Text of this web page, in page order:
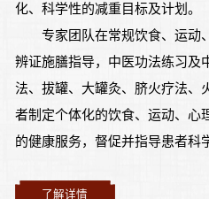
化、科学性的减重目标及计划。
专家团队在常规饮食、运动
辨证施膳指导，中医功法练习及
法、拔罐、大罐灸、脐火疗法、
者制定个体化的饮食、运动、心
的健康服务，督促并指导患者科
了解详情